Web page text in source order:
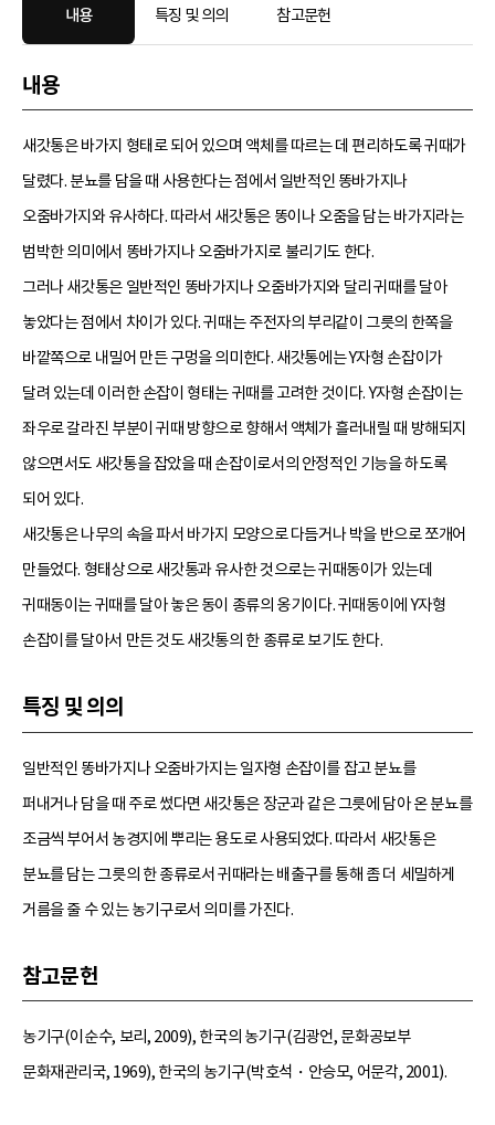
내용 특징 및 의의 참고문헌
내용
새갓통은 바가지 형태로 되어 있으며 액체를 따르는 데 편리하도록 귀때가
달렸다. 분뇨를 담을 때 사용한다는 점에서 일반적인 똥바가지나
오줌바가지와 유사하다. 따라서 새갓통은 똥이나 오줌을 담는 바가지라는
범박한 의미에서 똥바가지나 오줌바가지로 불리기도 한다.
그러나 새갓통은 일반적인 똥바가지나 오줌바가지와 달리 귀때를 달아
놓았다는 점에서 차이가 있다. 귀때는 주전자의 부리같이 그릇의 한쪽을
바깥쪽으로 내밀어 만든 구멍을 의미한다. 새갓통에는 Y자형 손잡이가
달려 있는데 이러한 손잡이 형태는 귀때를 고려한 것이다. Y자형 손잡이는
좌우로 갈라진 부분이 귀때 방향으로 향해서 액체가 흘러내릴 때 방해되지
않으면서도 새갓통을 잡았을 때 손잡이로서의 안정적인 기능을 하도록
되어 있다.
새갓통은 나무의 속을 파서 바가지 모양으로 다듬거나 박을 반으로 쪼개어
만들었다. 형태상으로 새갓통과 유사한 것으로는 귀때동이가 있는데
귀때동이는 귀때를 달아 놓은 동이 종류의 옹기이다. 귀때동이에 Y자형
손잡이를 달아서 만든 것도 새갓통의 한 종류로 보기도 한다.
특징 및 의의
일반적인 똥바가지나 오줌바가지는 일자형 손잡이를 잡고 분뇨를
퍼내거나 담을 때 주로 썼다면 새갓통은 장군과 같은 그릇에 담아 온 분뇨를
조금씩 부어서 농경지에 뿌리는 용도로 사용되었다. 따라서 새갓통은
분뇨를 담는 그릇의 한 종류로서 귀때라는 배출구를 통해 좀 더 세밀하게
거름을 줄 수 있는 농기구로서 의미를 가진다.
참고문헌
농기구(이순수, 보리, 2009), 한국의 농기구(김광언, 문화공보부
문화재관리국, 1969), 한국의 농기구(박호석・안승모, 어문각, 2001).